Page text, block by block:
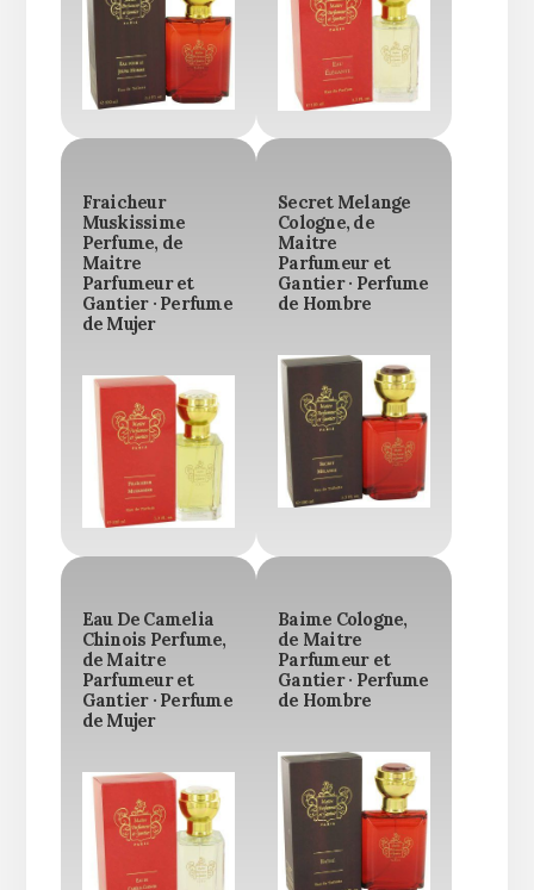
Fraicheur
Muskissime
Perfume, de
Maitre
Parfumeur et
Gantier · Perfume
de Mujer
Secret Melange
Cologne, de
Maitre
Parfumeur et
Gantier · Perfume
de Hombre
Eau De Camelia
Chinois Perfume,
de Maitre
Parfumeur et
Gantier · Perfume
de Mujer
Baime Cologne,
de Maitre
Parfumeur et
Gantier · Perfume
de Hombre